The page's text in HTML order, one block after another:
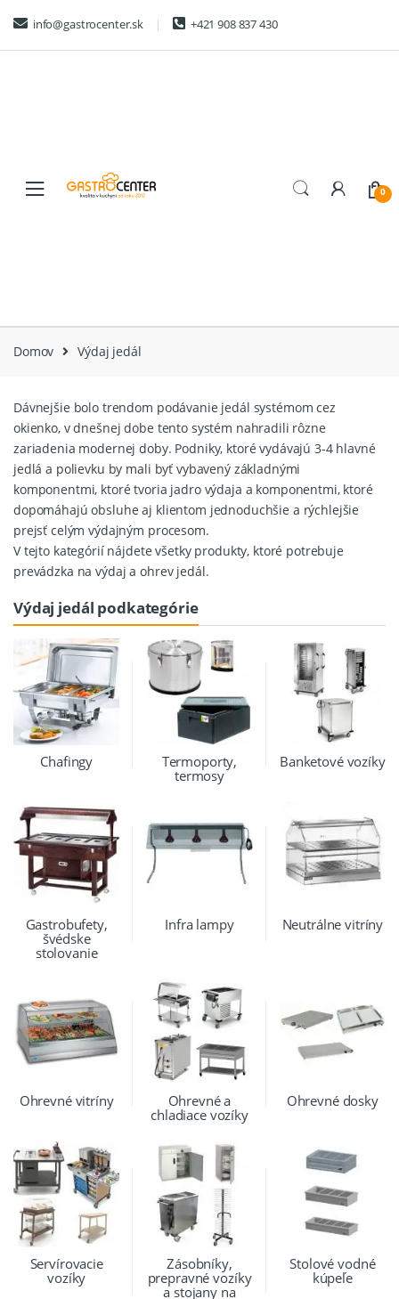
navigation
content
info@gastrocenter.sk +421 908 837 430
0
Domov Výdaj jedál
Dávnejšie bolo trendom podávanie jedál systémom cez
okienko, v dnešnej dobe tento systém nahradili rôzne
zariadenia modernej doby. Podniky, ktoré vydávajú 3-4 hlavné
jedlá a polievku by mali byť vybavený základnými
komponentmi, ktoré tvoria jadro výdaja a komponentmi, ktoré
dopomáhajú obsluhe aj klientom jednoduchšie a rýchlejšie
prejsť celým výdajným procesom.
V tejto kategórií nájdete všetky produkty, ktoré potrebuje
prevádzka na výdaj a ohrev jedál.
Výdaj jedál podkategórie
Chafingy
Termoporty,
termosy
Banketové vozíky
Gastrobufety,
švédske
stolovanie
Infra lampy Neutrálne vitríny
Ohrevné vitríny
Ohrevné a
chladiace vozíky
Ohrevné dosky
Servírovacie
vozíky
Zásobníky,
prepravné vozíky
a stojany na
Stolové vodné
kúpeľe